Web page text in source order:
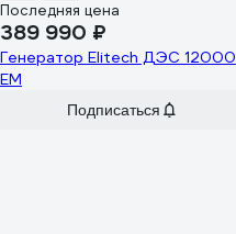
Последняя цена
389 990 ₽
Генератор Elitech ДЭС 12000
ЕM
Подписаться